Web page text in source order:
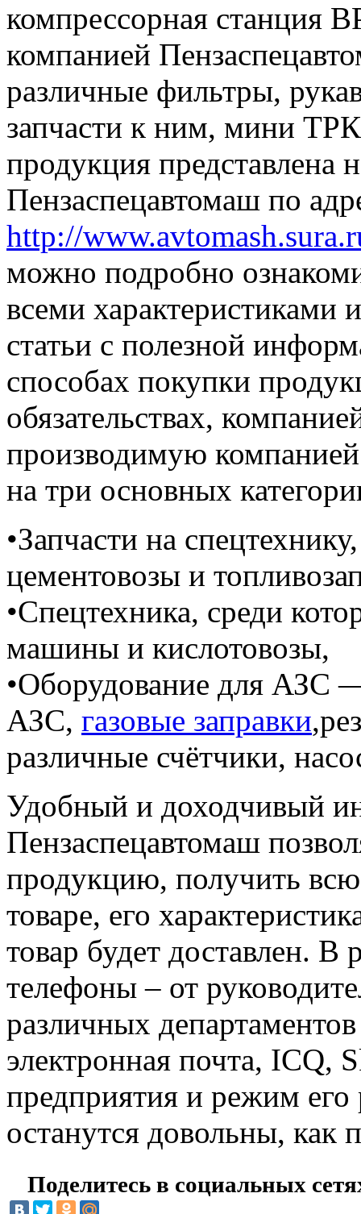
компрессорная станция
компанией
различные фильтры,
запчасти к ним, мини
продукция представлена
Пензаспецавтомаш по
http://
можно подробно
всеми
статьи с полезной
способах покупки
обязательствах,
производимую
на три основных
•Запчасти на
цементовозы и
•Спецтехника, среди
машины и кислотовозы,
•Оборудование для АЗС
АЗС, газовые заправки
различные счётчики,
Удобный и доходчивый
Пензаспецавтомаш
продукцию, получить
товаре, его
товар будет доставлен. В
телефоны – от
различных
электронная почта, ICQ,
предприятия и режим
останутся довольны, как
Поделитесь в социальных